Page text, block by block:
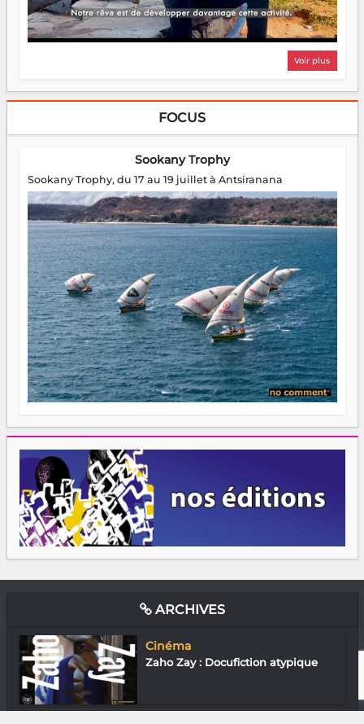
Voir plus
FOCUS
Sookany Trophy
Sookany Trophy, du 17 au 19 juillet à Antsiranana
ARCHIVES
Cinéma
Zaho Zay : Docufiction atypique